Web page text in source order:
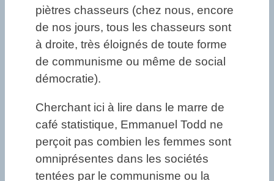
piètres chasseurs (chez nous, encore
de nos jours, tous les chasseurs sont
à droite, très éloignés de toute forme
de communisme ou même de social
démocratie).
Cherchant ici à lire dans le marre de
café statistique, Emmanuel Todd ne
perçoit pas combien les femmes sont
omniprésentes dans les sociétés
tentées par le communisme ou la